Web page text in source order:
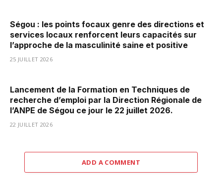
Ségou : les points focaux genre des directions et
services locaux renforcent leurs capacités sur
l’approche de la masculinité saine et positive
25 JUILLET 2026
Lancement de la Formation en Techniques de
recherche d’emploi par la Direction Régionale de
l’ANPE de Ségou ce jour le 22 juillet 2026.
22 JUILLET 2026
ADD A COMMENT